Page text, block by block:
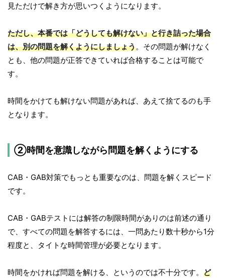
見ただけで解き方が思いつくようになります。
ただし、本番では「どうしても解けない」と行き詰った場合
は、別の問題を解くようにしましょう。その問題が解けなく
とも、他の問題が正答できていれば合格することは可能で
す。
時間をかけても解けない問題があれば、あえて捨てるのも手
となります。
②時間を意識しながら問題を解くようにする
CAB・GAB対策でもっとも重要なのは、問題を解くスピード
です。
CAB・GABテストには解答の制限時間がありのは前述の通り
で、すべての問題を解答するには、一問あたり数十秒から1分
程度と、タイトな時間管理が必要となります。
時間をかければ問題を解ける、というのでは不十分です。 ど